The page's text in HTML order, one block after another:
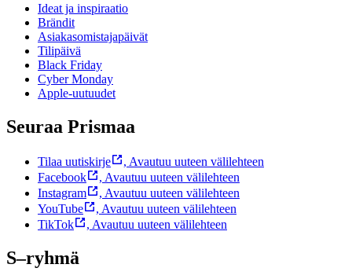
Ideat ja inspiraatio
Brändit
Asiakasomistajapäivät
Tilipäivä
Black Friday
Cyber Monday
Apple-uutuudet
Seuraa Prismaa
Tilaa uutiskirje , Avautuu uuteen välilehteen
Facebook
, Avautuu uuteen välilehteen
Instagram
, Avautuu uuteen välilehteen
YouTube
, Avautuu uuteen välilehteen
TikTok
, Avautuu uuteen välilehteen
S–ryhmä